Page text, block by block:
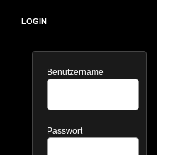
LOGIN
Benutzername
Passwort